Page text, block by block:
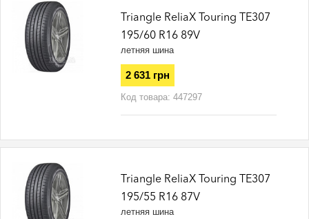
Triangle ReliaX Touring TE307
195/60 R16 89V
летняя шина
2 631 грн
Код товара:447297
Triangle ReliaX Touring TE307
195/55 R16 87V
летняя шина